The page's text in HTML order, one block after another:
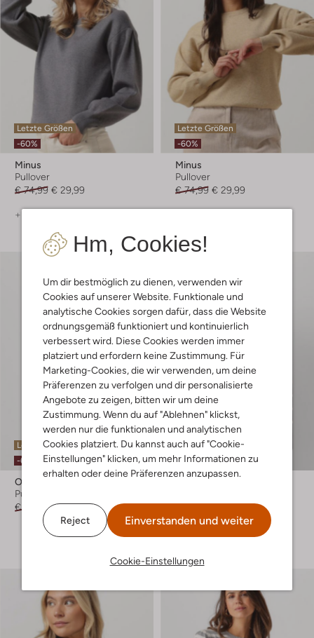
Hm, Cookies!
Um dir bestmöglich zu dienen, verwenden wir
Cookies auf unserer Website. Funktionale und
analytische Cookies sorgen dafür, dass die Website
ordnungsgemäß funktioniert und kontinuierlich
verbessert wird. Diese Cookies werden immer
platziert und erfordern keine Zustimmung. Für
Marketing-Cookies, die wir verwenden, um deine
Präferenzen zu verfolgen und dir personalisierte
Angebote zu zeigen, bitten wir um deine
Zustimmung. Wenn du auf "Ablehnen" klickst,
werden nur die funktionalen und analytischen
Cookies platziert. Du kannst auch auf "Cookie-
Einstellungen" klicken, um mehr Informationen zu
erhalten oder deine Präferenzen anzupassen.
Reject Einverstanden und weiter
Cookie-Einstellungen
Letzte Größen
-60%
Minus
Pullover
€ 74,99 € 29,99
+ mehr farben
Letzte Größen
-60%
Minus
Pullover
€ 74,99 € 29,99
Letzter Artikel
-60%
Object
Pullover
€ 44,99 € 17,99
Letzte Größen
Selected Women
€ 69,99